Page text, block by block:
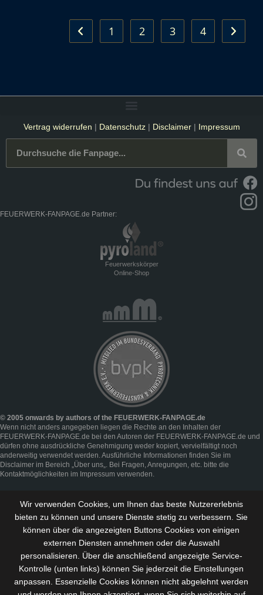
1 2 3 4
Vertrag widerrufen | Datenschutz| Disclaimer| Impressum
FEUERWERK-FANPAGE.de Partner:
Feuerwerkskörper
Online-Shop
© 2005 onwards by authors of the FEUERWERK-FANPAGE.de
Wenn nicht anders angegeben liegen die Rechte an den Inhalten der
FEUERWERK-FANPAGE.de bei den Autoren der FEUERWERK-FANPAGE.de und
dürfen ohne ausdrückliche Genehmigung weder kopiert, vervielfältigt noch
anderweitig verwendet werden. Ausführliche Informationen finden Sie im
Disclaimer im Bereich „Über uns„. Bei Fragen, Anregungen, etc. bitte die
Kontaktmöglichkeiten im Impressum verwenden.
Wir verwenden Cookies, um Ihnen das beste Nutzererlebnis
bieten zu können und unsere Dienste stetig zu verbessern . Sie
können über die angezeigten Buttons Cookies von einigen
externen Diensten annehmen oder die Auswahl
personalisieren. Über die anschließend angezeigte Service-
Kontrolle (unten links) können Sie jederzeit die Einstellungen
anpassen. Essenzielle Cookies können nicht abgelehnt werden